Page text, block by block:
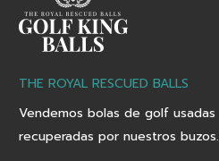
THE ROYAL RESCUED BALLS
Vendemos bolas de golf usadas
recuperadas por nuestros buzos.